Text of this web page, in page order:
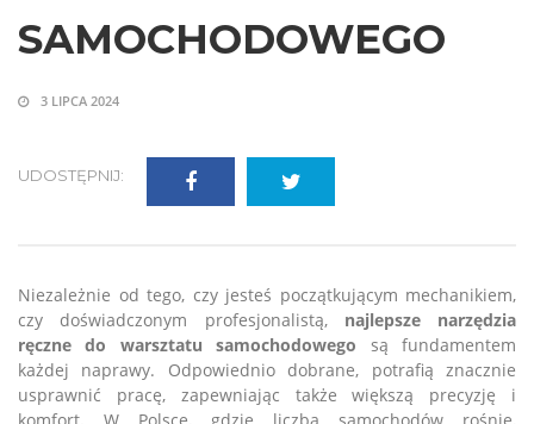
SAMOCHODOWEGO
3 LIPCA 2024
UDOSTĘPNIJ:
Niezależnie od tego, czy jesteś początkującym mechanikiem,
czy doświadczonym profesjonalistą, najlepsze narzędzia
ręczne do warsztatu samochodowego są fundamentem
każdej naprawy. Odpowiednio dobrane, potrafią znacznie
usprawnić pracę, zapewniając także większą precyzję i